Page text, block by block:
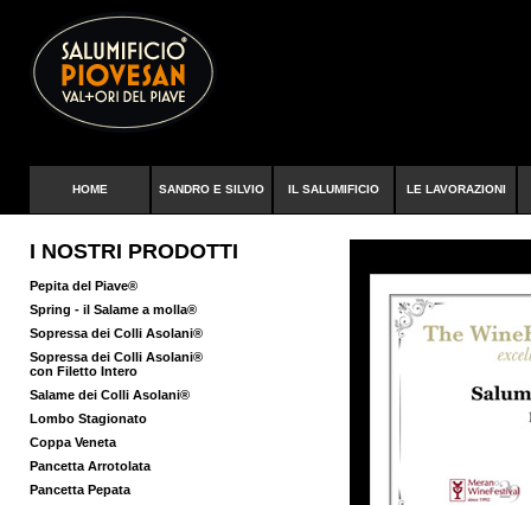
HOME SANDRO E SILVIO IL SALUMIFICIO LE LAVORAZIONI
I NOSTRI PRODOTTI
Pepita del Piave®
Spring - il Salame a molla®
Sopressa dei Colli Asolani®
Sopressa dei Colli Asolani®
con Filetto Intero
Salame dei Colli Asolani®
Lombo Stagionato
Coppa Veneta
Pancetta Arrotolata
Pancetta Pepata